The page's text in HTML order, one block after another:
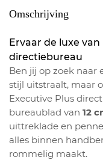
Omschrijving
Ervaar de luxe
directiebureau
Ben jij op zoek naar
stijl uitstraalt, maar
Executive Plus
bureaublad van 12
uittreklade en
alles binnen
rommelig maakt.